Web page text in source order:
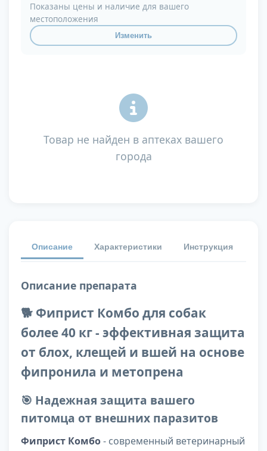
Показаны цены и наличие для вашего
местоположения
Изменить
Товар не найден в аптеках вашего
города
Описание Характеристики Инструкция
Описание препарата
🐕 Фиприст Комбо для собак
более 40 кг - эффективная защита
от блох, клещей и вшей на основе
фипронила и метопрена
🎯 Надежная защита вашего
питомца от внешних паразитов
Фиприст Комбо- современный ветеринарный